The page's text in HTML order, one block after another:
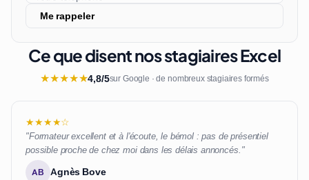
Me rappeler
Ce que disent nos stagiaires Excel
★★★★★4,8/5sur Google · de nombreux stagiaires formés
★★★★☆
"Formateur excellent et à l'écoute, le bémol : pas de présentiel
possible proche de chez moi dans les délais annoncés."
AB Agnès Bove